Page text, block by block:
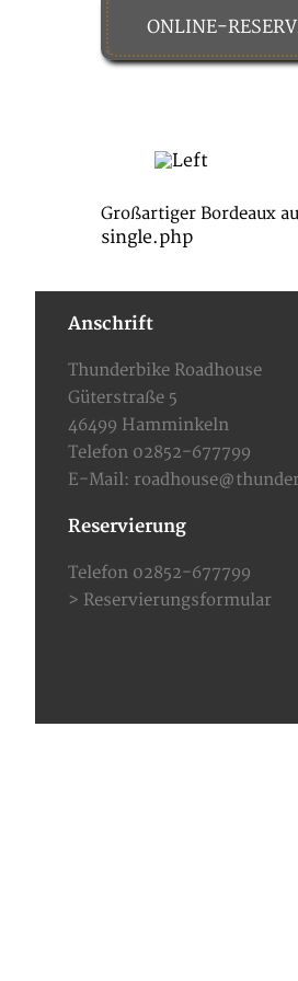
ONLINE-
Großartiger Bordeaux
single.php
Anschrift
Thunderbike Roadhouse
Güterstraße 5
46499 Hamminkeln
Telefon 02852-677799
E-Mail:
Reservierung
Telefon 02852-677799
> Reservierungsformular